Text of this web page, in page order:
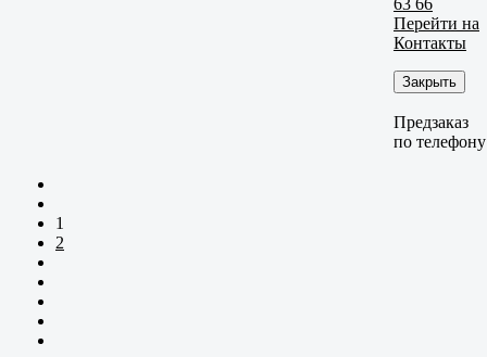
Перейти на
Контакты
Закрыть
Предзаказ
по телефону
1
2